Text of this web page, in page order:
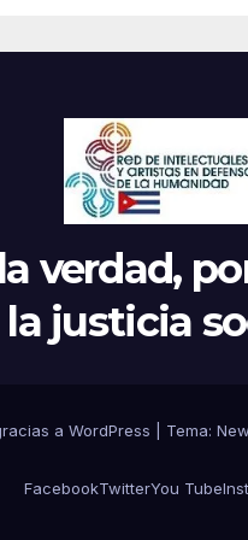
verdad,
la justicia
a WordPress Tema:
FacebookTwitterYou Tube